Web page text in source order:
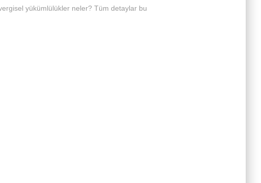
yükümlülükler neler? Tüm detaylar bu